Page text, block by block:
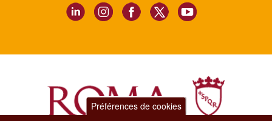
Préférences de cookies